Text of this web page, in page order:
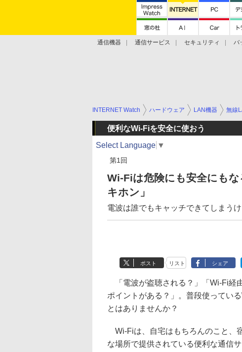
通信機器 通信サービス セキュリティ バ
INTERNET Watch ハードウェア LAN機器 無線
便利なWi-Fiを安全に使おう
Select Language ▼
第1回
Wi-Fiは危険にも安全にも
キホン」
電波は誰でもキャッチできてしまう
ポスト リスト シェア
「電波が盗聴される？」「Wi-Fi経
ポイントがある？」。普段使ってい
とはありませんか？
Wi-Fiは、自宅はもちろんのこと、
な場所で提供されている便利な通信